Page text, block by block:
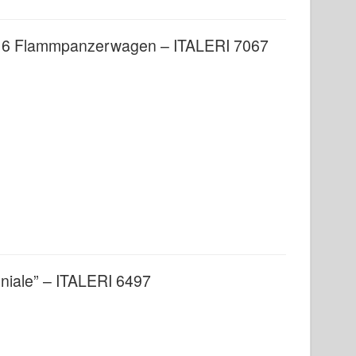
Flammpanzerwagen – ITALERI 7067
– ITALERI 6497